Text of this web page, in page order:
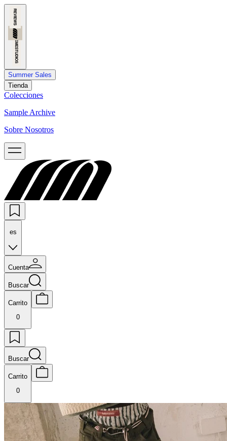
Summer Sales
Tienda
Colecciones
Sample Archive
Sobre Nosotros
es
Cuenta
Buscar
Carrito
0
Buscar
Carrito
0